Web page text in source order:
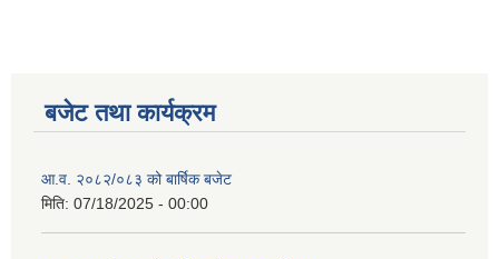
बजेट तथा कार्यक्रम
आ.व. २०८२/०८३ को बार्षिक बजेट
मिति: 07/18/2025 - 00:00